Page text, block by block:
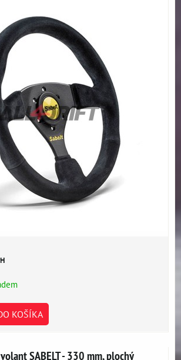
KOŠÍKA
SABELT - 330 mm, plochý